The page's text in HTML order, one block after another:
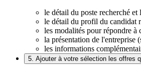
le détail du poste recherché et
le détail du profil du candidat
les modalités pour répondre à
la présentation de l'entreprise
les informations
5. Ajouter à votre sélection les offres